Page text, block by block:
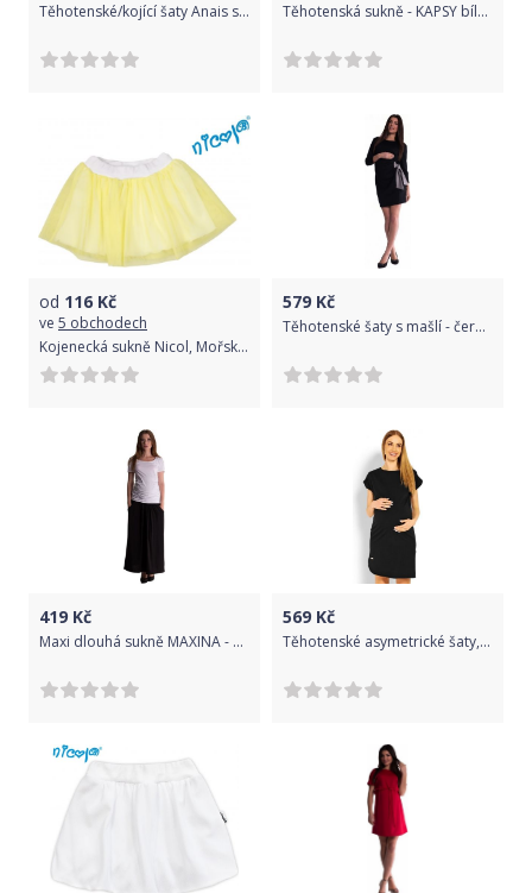
Těhotenské/kojící šaty Anais s kapucí, dlouhý rukáv - granátové, Velikosti těh. moda XL (42) Těhotenská sukně - KAPSY bílá - Be MaaMaa velikost XXXL
od 116 Kč
ve 5 obchodech
Kojenecká sukně Nicol, Mořská víla - žlutá, vel. 86
579 Kč
Těhotenské šaty s mašlí - černé, Velikosti těh. moda XS (32-34)
419 Kč
Maxi dlouhá sukně MAXINA - černá
569 Kč
Těhotenské asymetrické šaty, kr. rukáv - černé, Velikosti těh. moda XXL (44)